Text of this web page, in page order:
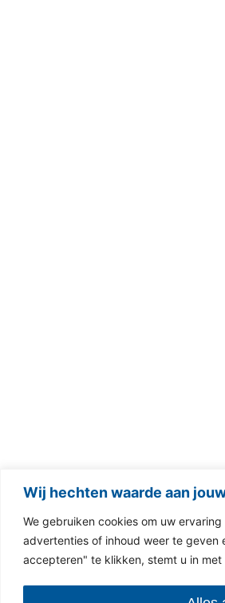
Wij hechten waarde aan
We gebruiken cookies om uw
advertenties of inhoud weer te geven
accepteren" te klikken, stemt u in